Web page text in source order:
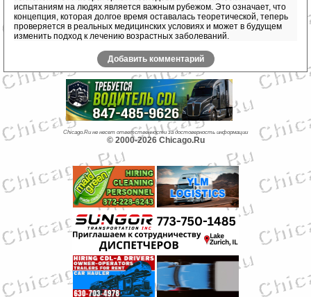
испытаниям на людях является важным рубежом. Это означает, что
концепция, которая долгое время оставалась теоретической, теперь
проверяется в реальных медицинских условиях и может в будущем
изменить подход к лечению возрастных заболеваний.
Добавить комментарий
Chicago.Ru не несет ответственности за достоверность информации
© 2000-2026 Chicago.Ru